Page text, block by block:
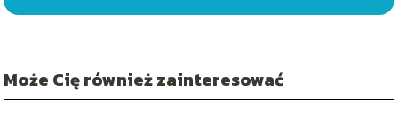
Może Cię również zainteresować